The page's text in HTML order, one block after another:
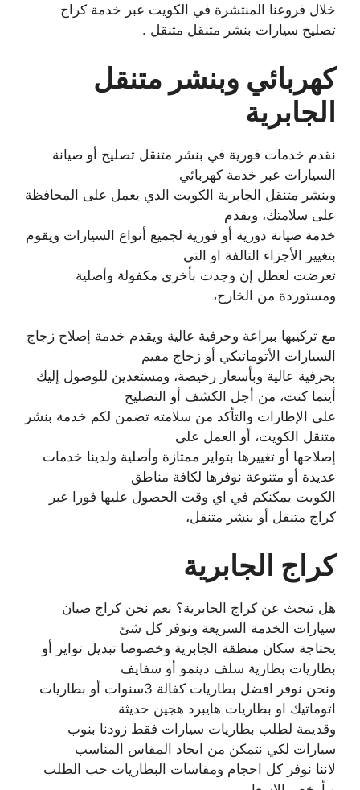
خلال فروعنا المنتشرة في الكويت عبر خدمة كراج
تصليح سيارات بنشر متنقل متنقل .
كهربائي وبنشر متنقل
الجابرية
نقدم خدمات فورية في بنشر متنقل تصليح أو صيانة
السيارات عبر خدمة كهربائي
وبنشر متنقل الجابرية الكويت الذي يعمل على المحافظة
على سلامتك، ويقدم
خدمة صيانة دورية أو فورية لجميع أنواع السيارات ويقوم
بتغيير الأجزاء التالفة او التي
تعرضت لعطل إن وجدت بأخرى مكفولة وأصلية
ومستوردة من الخارج،
مع تركيبها ببراعة وحرفية عالية ويقدم خدمة إصلاح زجاج
السيارات الأتوماتيكي أو زجاج مفيم
بحرفية عالية وبأسعار رخيصة، ومستعدين للوصول إليك
أينما كنت، من أجل الكشف أو التصليح
على الإطارات والتأكد من سلامته تضمن لكم خدمة بنشر
متنقل الكويت، أو العمل على
إصلاحها أو تغييرها بتواير ممتازة وأصلية ولدينا خدمات
عديدة أو متنوعة نوفرها لكافة مناطق
الكويت يمكنكم في اي وقت الحصول عليها فورا عبر
كراج متنقل أو بنشر متنقل،
كراج الجابرية
هل تبجث عن كراج الجابرية؟ نعم نحن كراج صيان
سيارات الخدمة السريعة ونوفر كل شئ
يحتاجة سكان منطقة الجابرية وخصوصا تبديل تواير أو
بطاريات بطارية سلف دينمو أو سفايف
ونحن نوفر افضل بطاريات كفالة 3سنوات أو بطاريات
اتوماتيك او بطاريات هايبرد هجين حديثة
وقديمة لطلب بطاريات سيارات فقط زودنا بنوب
سيارات لكي نتمكن من ايحاد المقاس المناسب
لاننا نوفر كل احجام ومقاسات البطاريات حب الطلب